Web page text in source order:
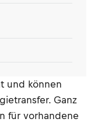
und können
Ganz
für vorhandene